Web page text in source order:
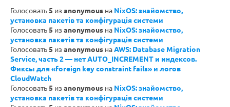
Голосовать5 из anonymous на NixOS: знайомство,
установка пакетів та конфігурація системи
Голосовать5 из anonymous на NixOS: знайомство,
установка пакетів та конфігурація системи
Голосовать5 из anonymous наAWS: Database Migration
Service, часть 2 — нет AUTO_INCREMENT и индексов.
Фиксы для «foreign key constraint fails» и логов
CloudWatch
Голосовать5 из anonymous на NixOS: знайомство,
установка пакетів та конфігурація системи